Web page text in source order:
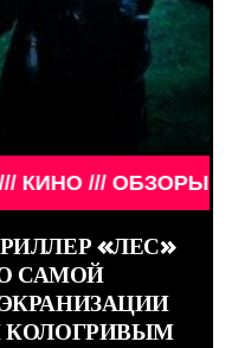
ОБЗОРЫ
«ЛЕС»
О САМОЙ
КОЛОГРИВЫМ